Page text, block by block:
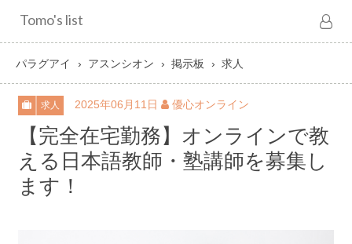
Tomo's list
パラグアイ アスンシオン 掲示板 求人
求人 2025年06月11日 優心オンライン
【完全在宅勤務】オンラインで教
える日本語教師・塾講師を募集し
ます！